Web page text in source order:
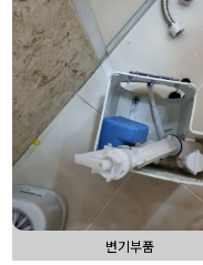
변기부품